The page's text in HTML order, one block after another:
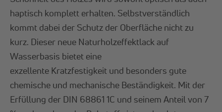
haptisch komplett erhalten. Selbstverständlich
kommt dabei der Schutz der Oberfläche nicht zu
kurz. Dieser neue Naturholzeffektlack auf
Wasserbasis bietet eine
exzellente Kratzfestigkeit und besonders gute
chemische und mechanische Beständigkeit. Mit der
Erfüllung der DIN 68861 1C und seinem Anteil von 7